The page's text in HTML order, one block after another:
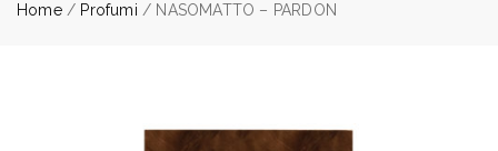
Home/ Profumi / NASOMATTO – PARDON